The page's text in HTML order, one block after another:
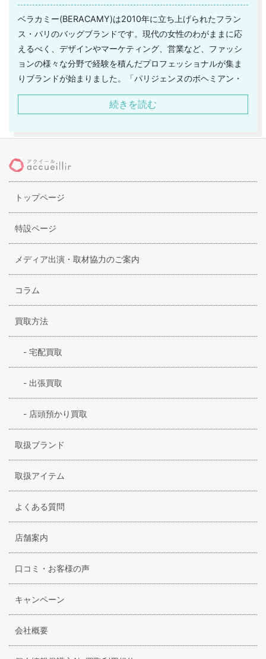
ベラカミー(BERACAMY)は2010年に立ち上げられたフラン
ス・パリのバッグブランドです。現代の女性のわがままに応
えるべく、デザインやマーケティング、営業など、ファッシ
ョンの様々な分野で経験を積んだプロフェッショナルが集ま
りブランドが始まりました。「パリジェンヌのボヘミアン・
シック」をコンセプトにパリジェンヌにぴったりなデザイン
と機能性、質と買いやすさが全て兼ね備えられたフレンチブ
ボストンバッグなどが人気のアイテムとなっています。カジ
イリーにも使える合わせやすいデザインも特徴です。また、
女性には人気のハンドバッグやショルダーバッグも使いやす
く、フラップをあけると小さな鏡があったりするデザインの
ものもあり、女性には嬉しい心遣いもあるオリジナリティー
あふれるデザインが魅力です。素材は高品質のイタリアンレ
ザーを使用しているのにもかかわらず、リーズナブルな手に
入るリアルプライスも人気の秘密です。
続きを読む
トップページ
特設ページ
メディア出演・取材協力のご案内
コラム
買取方法
- 宅配買取
- 出張買取
- 店頭預かり買取
取扱ブランド
取扱アイテム
よくある質問
店舗案内
口コミ・お客様の声
キャンペーン
会社概要